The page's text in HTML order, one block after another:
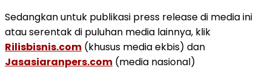
Sedangkan untuk publikasi press release di media ini
atau serentak di puluhan media lainnya, klik
Rilisbisnis.com (khusus media ekbis) dan
Jasasiaranpers.com (media nasional)